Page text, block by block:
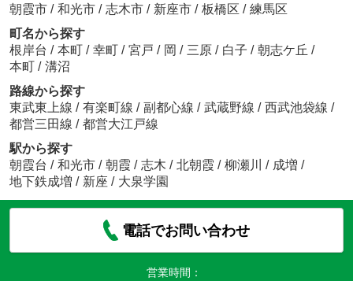
朝霞市 / 和光市 / 志木市 / 新座市 / 板橋区 / 練馬区
町名から探す
根岸台 / 本町 / 幸町 / 宮戸 / 岡 / 三原 / 白子 / 朝志ケ丘 /
本町 / 溝沼
路線から探す
東武東上線 / 有楽町線 / 副都心線 / 武蔵野線 / 西武池袋線 /
都営三田線 / 都営大江戸線
駅から探す
朝霞台 / 和光市 / 朝霞 / 志木 / 北朝霞 / 柳瀬川 / 成増 /
地下鉄成増 / 新座 / 大泉学園
電話でお問い合わせ
営業時間：